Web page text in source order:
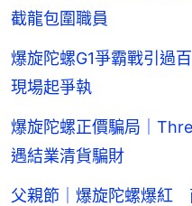
截龍包圍職員
爆旋陀螺G1爭霸戰引過
現場起爭執
爆旋陀螺正價騙局｜
遇結業清貨騙財
父親節｜爆旋陀螺爆紅